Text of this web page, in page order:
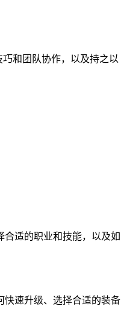
和团队协作，以及持之以
适的职业和技能，以及如
快速升级、选择合适的装备